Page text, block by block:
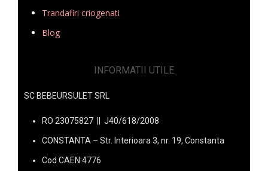
Trandafiri criogenati
Blog
INFORMATII UTILE
SC BEBEURSULET SRL
RO 23075827 || J40/618/2008
CONSTANTA – Str. Interioara 3, nr. 19, Constanta
Cod CAEN:4776